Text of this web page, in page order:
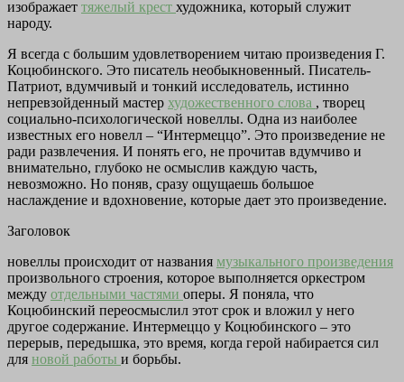
изображает тяжелый крест художника, который служит
народу.
Я всегда с большим удовлетворением читаю произведения Г.
Коцюбинского. Это писатель необыкновенный. Писатель-
Патриот, вдумчивый и тонкий исследователь, истинно
непревзойденный мастер художественного слова , творец
социально-психологической новеллы. Одна из наиболее
известных его новелл – “Интермеццо”. Это произведение не
ради развлечения. И понять его, не прочитав вдумчиво и
внимательно, глубоко не осмыслив каждую часть,
невозможно. Но поняв, сразу ощущаешь большое
наслаждение и вдохновение, которые дает это произведение.
Заголовок
новеллы происходит от названия музыкального произведения
произвольного строения, которое выполняется оркестром
между отдельными частями оперы. Я поняла, что
Коцюбинский переосмыслил этот срок и вложил у него
другое содержание. Интермеццо у Коцюбинского – это
перерыв, передышка, это время, когда герой набирается сил
для новой работы и борьбы.